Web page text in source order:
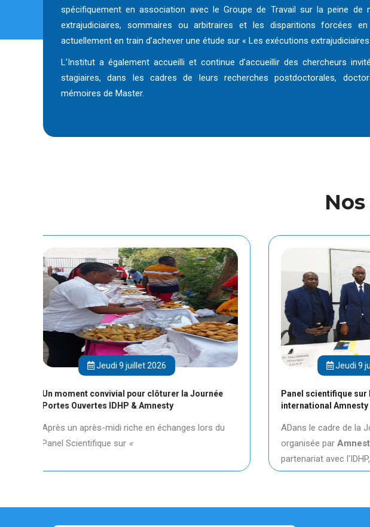
spécifiquement en association avec le Groupe de Travail sur la peine de
extrajudiciaires, sommaires ou arbitraires et les disparitions forcées en
actuellement en train d’achever une étude sur « Les exécutions
L’Institut a également accueilli et continue d’accueillir des chercheurs
stagiaires, dans les cadres de leurs recherches postdoctorales,
mémoires de Master.
clôturer la Journée
en échanges lors du
Jeudi 9 juillet 2026
Panel scientifique sur l'impunité en droit
international Amnesty International-IDHP
ADans le cadre de la Journée Portes Ouvertes
Amnesty Internationalen
partenariat avec l'IDHP, un Panel Scientifique